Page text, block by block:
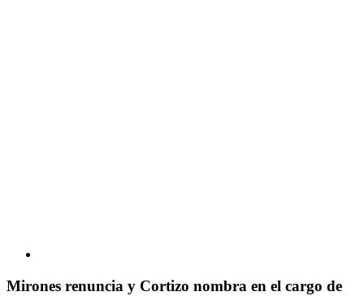
Mirones renuncia y Cortizo nombra en el cargo de